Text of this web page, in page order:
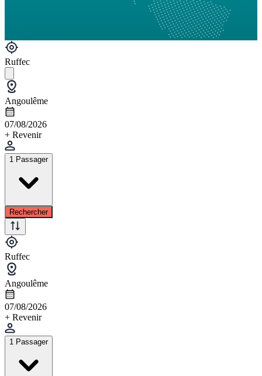
Ruffec
Angoulême
07/08/2026
+ Revenir
1 Passager
Rechercher
Ruffec
Angoulême
07/08/2026
+ Revenir
1 Passager